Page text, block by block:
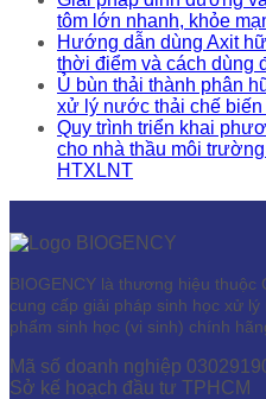
tôm lớn nhanh, khỏe
Hướng dẫn dùng Axit
thời điểm và cách dùng
Ủ bùn thải thành phân
xử lý nước thải chế
Quy trình triển khai
cho nhà thầu môi
HTXLNT
BIOGENCY là thương hiệu
cung cấp giải pháp sinh học xử
phẩm sinh học (vi sinh) chính
Mã số doanh nghiệp
Sở kế hoạch đầu tư TPHCM